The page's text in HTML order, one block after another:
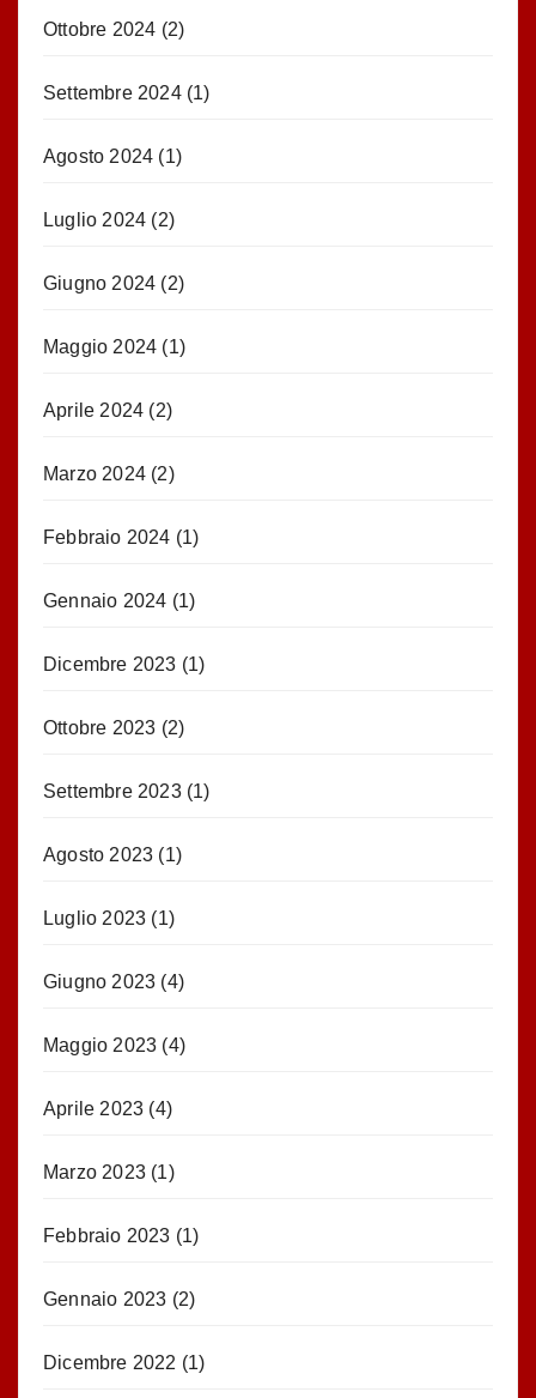
Ottobre 2024 (2)
Settembre 2024(1)
Agosto 2024 (1)
Luglio 2024 (2)
Giugno 2024 (2)
Maggio 2024 (1)
Aprile 2024 (2)
Marzo 2024 (2)
Febbraio 2024 (1)
Gennaio 2024 (1)
Dicembre 2023 (1)
Ottobre 2023 (2)
Settembre 2023(1)
Agosto 2023 (1)
Luglio 2023 (1)
Giugno 2023 (4)
Maggio 2023 (4)
Aprile 2023 (4)
Marzo 2023 (1)
Febbraio 2023 (1)
Gennaio 2023 (2)
Dicembre 2022 (1)